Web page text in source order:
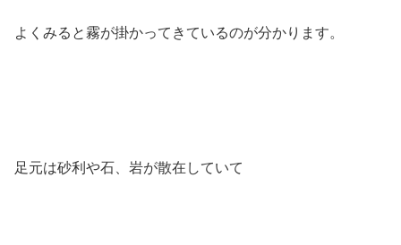
よくみると霧が掛かってきているのが分かります。
足元は砂利や石、岩が散在していて